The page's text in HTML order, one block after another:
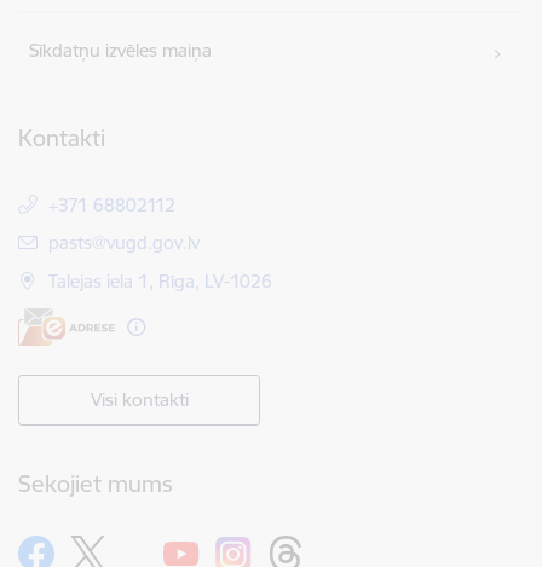
Sīkdatņu izvēles maiņa
Kontakti
+371 68802112
E-pasts:
pasts@vugd.gov.lv
Talejas iela 1, Rīga, LV-1026
Visi kontakti
Sekojiet mums